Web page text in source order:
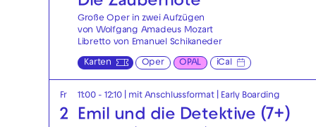
Große Oper in zwei Aufzügen
von Wolfgang Amadeus Mozart
Libretto von Emanuel Schikaneder
Karten Oper OPAL iCal
Fr
2
11:00 - 12:10 | mit Anschlussformat| Early Boarding
Emil und die Detektive (7+)